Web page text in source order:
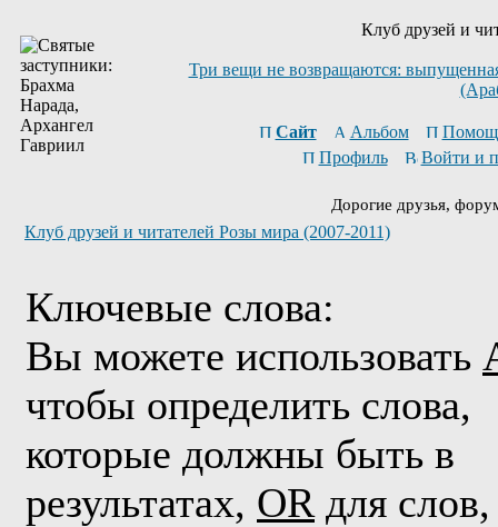
Клуб друзей и
Три вещи не возвращаются:
Сайт Альбом
Профиль
Войти и
Дорогие друзья,
Клуб друзей и читателей Розы мира (2007-2011)
Ключевые слова:
Вы можете использовать
чтобы определить слова,
которые должны быть в
результатах, OR для слов,